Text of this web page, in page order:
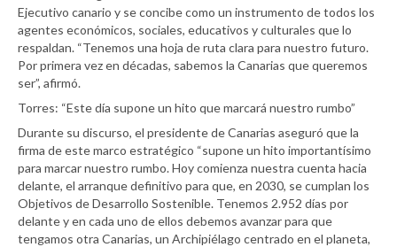
Ejecutivo canario y se concibe como un instrumento de todos los
agentes económicos, sociales, educativos y culturales que lo
respaldan. “Tenemos una hoja de ruta clara para nuestro futuro.
Por primera vez en décadas, sabemos la Canarias que queremos
ser”, afirmó.
Torres: “Este día supone un hito que marcará nuestro rumbo”
Durante su discurso, el presidente de Canarias aseguró que la
firma de este marco estratégico “supone un hito importantísimo
para marcar nuestro rumbo. Hoy comienza nuestra cuenta hacia
delante, el arranque definitivo para que, en 2030, se cumplan los
Objetivos de Desarrollo Sostenible. Tenemos 2.952 días por
delante y en cada uno de ellos debemos avanzar para que
tengamos otra Canarias, un Archipiélago centrado en el planeta,